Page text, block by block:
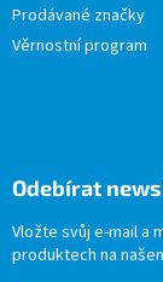
Prodávané značky
Věrnostní program
Odebírat
Vložte svůj e-mail a
produktech na